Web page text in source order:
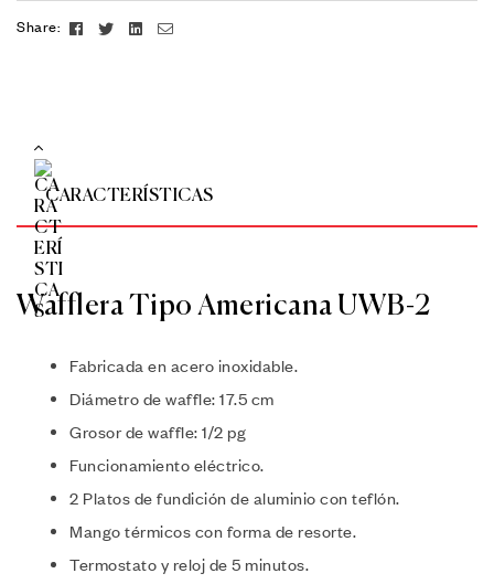
Share: FacebookTwitterLinkedin
Email
CARACTERÍSTICAS
Wafflera Tipo Americana UWB-2
Fabricada en acero inoxidable.
Diámetro de waffle: 17.5 cm
Grosor de waffle: 1/2 pg
Funcionamiento eléctrico.
2 Platos de fundición de aluminio con teflón.
Mango térmicos con forma de resorte.
Termostato y reloj de 5 minutos.